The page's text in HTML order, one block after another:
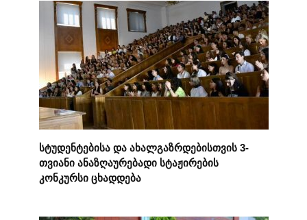
სტუდენტებისა და ახალგაზრდებისთვის 3-
თვიანი ანაზღაურებადი სტაჟირების
კონკურსი ცხადდება